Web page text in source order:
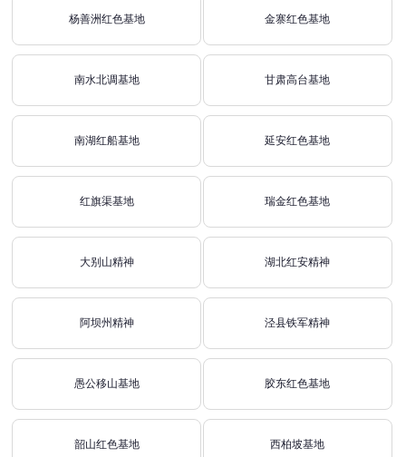
杨善洲红色基地 金寨红色基地
南水北调基地 甘肃高台基地
南湖红船基地 延安红色基地
红旗渠基地 瑞金红色基地
大别山精神 湖北红安精神
阿坝州精神 泾县铁军精神
愚公移山基地 胶东红色基地
韶山红色基地 西柏坡基地